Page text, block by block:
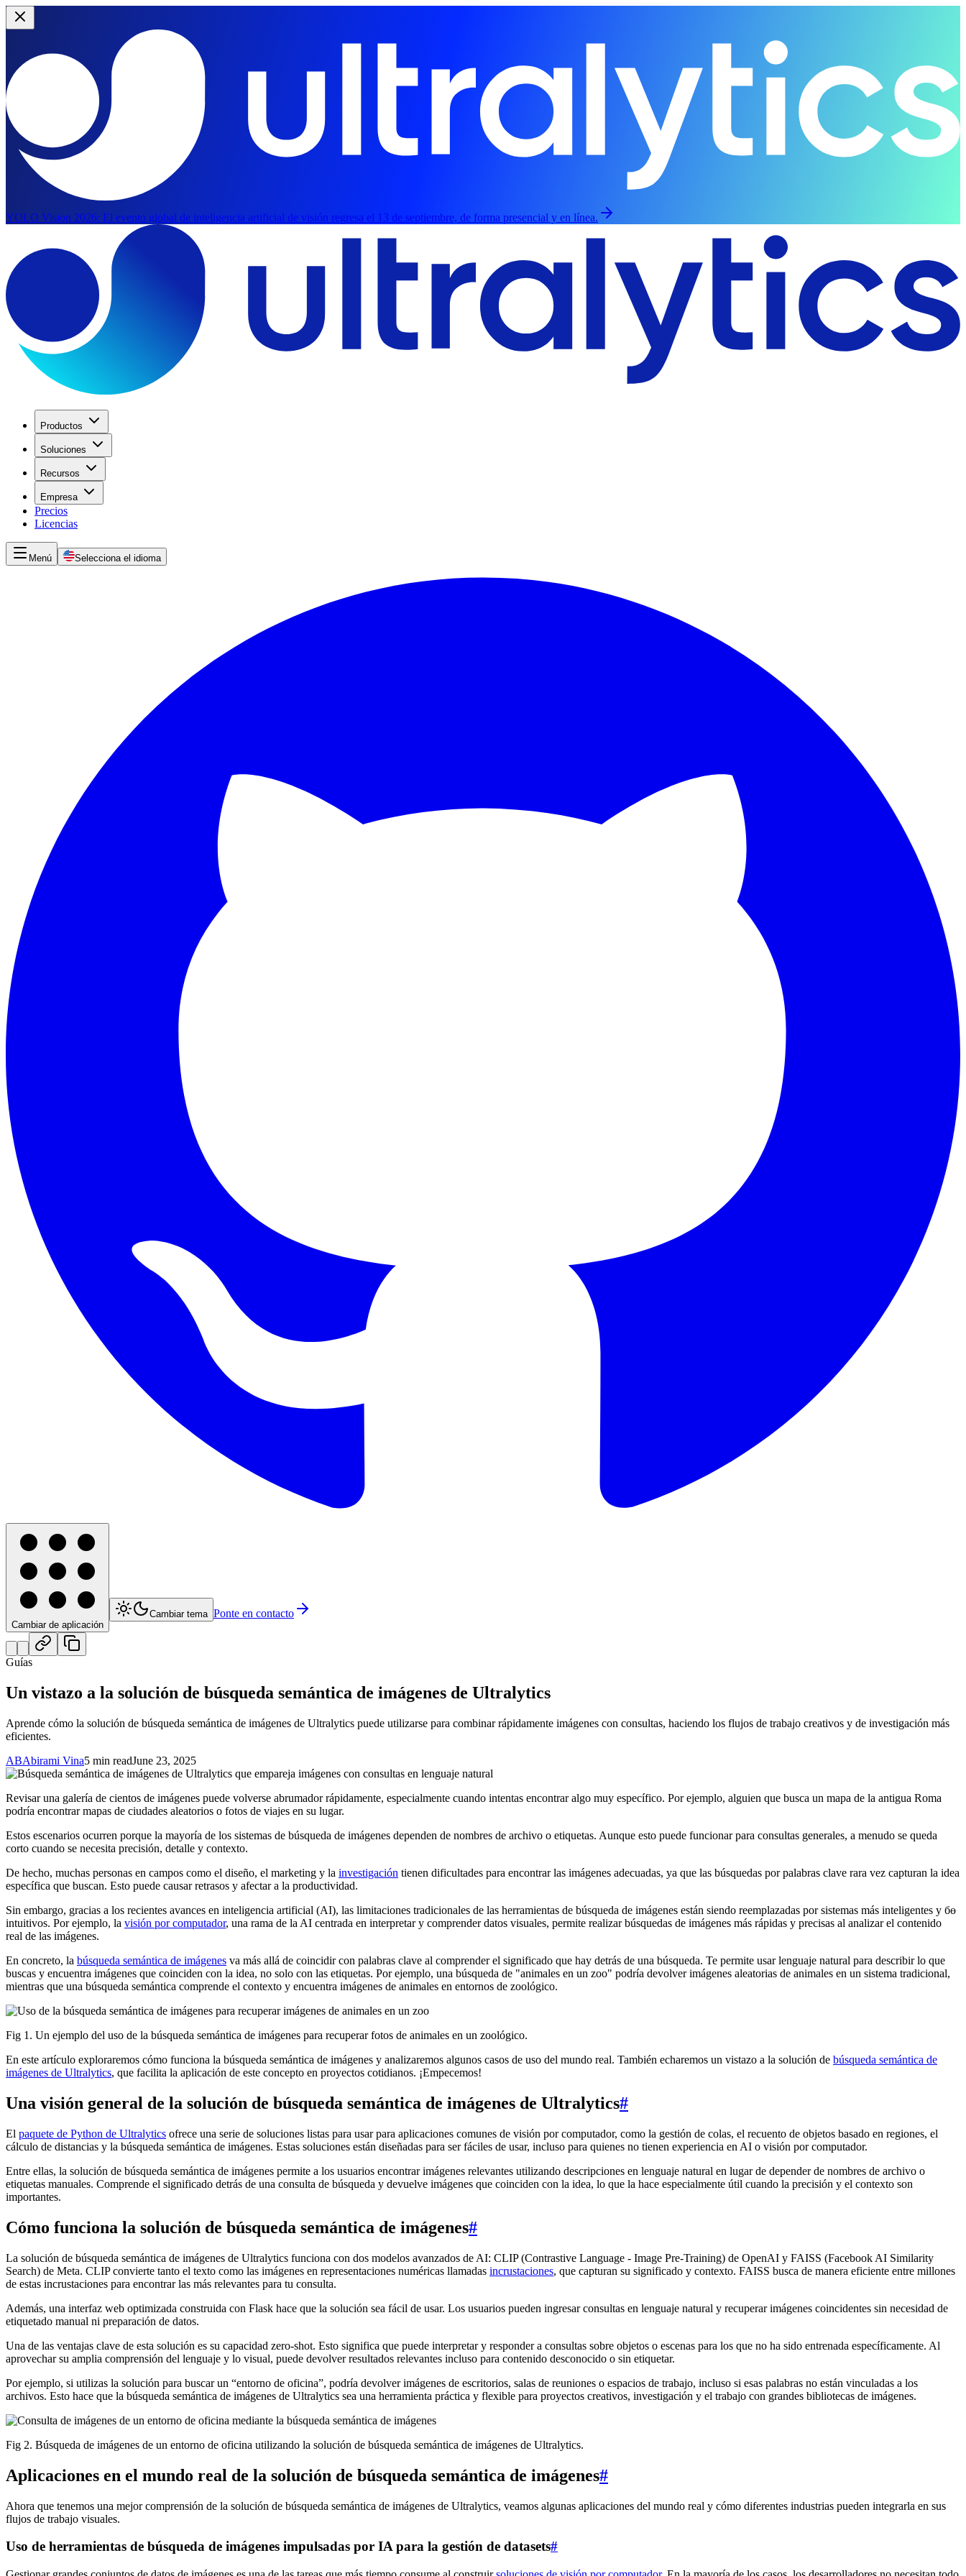
YOLO Vision 2026: El evento global de inteligencia artificial de visión regresa el 13 de septiembre, de forma presencial y en línea.
Productos
Soluciones
Recursos
Empresa
Precios
Licencias
Menú Selecciona el idioma
Cambiar de aplicación
Cambiar tema Ponte en contacto
Guías
Un vistazo a la solución de búsqueda semántica de imágenes de Ultralytics
Aprende cómo la solución de búsqueda semántica de imágenes de Ultralytics puede utilizarse para combinar rápidamente imágenes con consultas, haciendo los flujos de trabajo creativos y de investigación más
eficientes.
ABAbirami Vina5 min readJune 23, 2025
Revisar una galería de cientos de imágenes puede volverse abrumador rápidamente, especialmente cuando intentas encontrar algo muy específico. Por ejemplo, alguien que busca un mapa de la antigua Roma
podría encontrar mapas de ciudades aleatorios o fotos de viajes en su lugar.
Estos escenarios ocurren porque la mayoría de los sistemas de búsqueda de imágenes dependen de nombres de archivo o etiquetas. Aunque esto puede funcionar para consultas generales, a menudo se queda
corto cuando se necesita precisión, detalle y contexto.
De hecho, muchas personas en campos como el diseño, el marketing y la investigación tienen dificultades para encontrar las imágenes adecuadas, ya que las búsquedas por palabras clave rara vez capturan la idea
específica que buscan. Esto puede causar retrasos y afectar a la productividad.
Sin embargo, gracias a los recientes avances en inteligencia artificial (AI), las limitaciones tradicionales de las herramientas de búsqueda de imágenes están siendo reemplazadas por sistemas más inteligentes y бө
intuitivos. Por ejemplo, la visión por computador, una rama de la AI centrada en interpretar y comprender datos visuales, permite realizar búsquedas de imágenes más rápidas y precisas al analizar el contenido
real de las imágenes.
En concreto, la búsqueda semántica de imágenes va más allá de coincidir con palabras clave al comprender el significado que hay detrás de una búsqueda. Te permite usar lenguaje natural para describir lo que
buscas y encuentra imágenes que coinciden con la idea, no solo con las etiquetas. Por ejemplo, una búsqueda de "animales en un zoo" podría devolver imágenes aleatorias de animales en un sistema tradicional,
mientras que una búsqueda semántica comprende el contexto y encuentra imágenes de animales en entornos de zoológico.
Fig 1. Un ejemplo del uso de la búsqueda semántica de imágenes para recuperar fotos de animales en un zoológico.
En este artículo exploraremos cómo funciona la búsqueda semántica de imágenes y analizaremos algunos casos de uso del mundo real. También echaremos un vistazo a la solución de búsqueda semántica de
imágenes de Ultralytics, que facilita la aplicación de este concepto en proyectos cotidianos. ¡Empecemos!
Una visión general de la solución de búsqueda semántica de imágenes de Ultralytics#
El paquete de Python de Ultralytics ofrece una serie de soluciones listas para usar para aplicaciones comunes de visión por computador, como la gestión de colas, el recuento de objetos basado en regiones, el
cálculo de distancias y la búsqueda semántica de imágenes. Estas soluciones están diseñadas para ser fáciles de usar, incluso para quienes no tienen experiencia en AI o visión por computador.
Entre ellas, la solución de búsqueda semántica de imágenes permite a los usuarios encontrar imágenes relevantes utilizando descripciones en lenguaje natural en lugar de depender de nombres de archivo o
etiquetas manuales. Comprende el significado detrás de una consulta de búsqueda y devuelve imágenes que coinciden con la idea, lo que la hace especialmente útil cuando la precisión y el contexto son
importantes.
Cómo funciona la solución de búsqueda semántica de imágenes#
La solución de búsqueda semántica de imágenes de Ultralytics funciona con dos modelos avanzados de AI: CLIP (Contrastive Language - Image Pre-Training) de OpenAI y FAISS (Facebook AI Similarity
Search) de Meta. CLIP convierte tanto el texto como las imágenes en representaciones numéricas llamadas incrustaciones, que capturan su significado y contexto. FAISS busca de manera eficiente entre millones
de estas incrustaciones para encontrar las más relevantes para tu consulta.
Además, una interfaz web optimizada construida con Flask hace que la solución sea fácil de usar. Los usuarios pueden ingresar consultas en lenguaje natural y recuperar imágenes coincidentes sin necesidad de
etiquetado manual ni preparación de datos.
Una de las ventajas clave de esta solución es su capacidad zero-shot. Esto significa que puede interpretar y responder a consultas sobre objetos o escenas para los que no ha sido entrenada específicamente. Al
aprovechar su amplia comprensión del lenguaje y lo visual, puede devolver resultados relevantes incluso para contenido desconocido o sin etiquetar.
Por ejemplo, si utilizas la solución para buscar un “entorno de oficina”, podría devolver imágenes de escritorios, salas de reuniones o espacios de trabajo, incluso si esas palabras no están vinculadas a los
archivos. Esto hace que la búsqueda semántica de imágenes de Ultralytics sea una herramienta práctica y flexible para proyectos creativos, investigación y el trabajo con grandes bibliotecas de imágenes.
Fig 2. Búsqueda de imágenes de un entorno de oficina utilizando la solución de búsqueda semántica de imágenes de Ultralytics.
Aplicaciones en el mundo real de la solución de búsqueda semántica de imágenes#
Ahora que tenemos una mejor comprensión de la solución de búsqueda semántica de imágenes de Ultralytics, veamos algunas aplicaciones del mundo real y cómo diferentes industrias pueden integrarla en sus
flujos de trabajo visuales.
Uso de herramientas de búsqueda de imágenes impulsadas por IA para la gestión de datasets#